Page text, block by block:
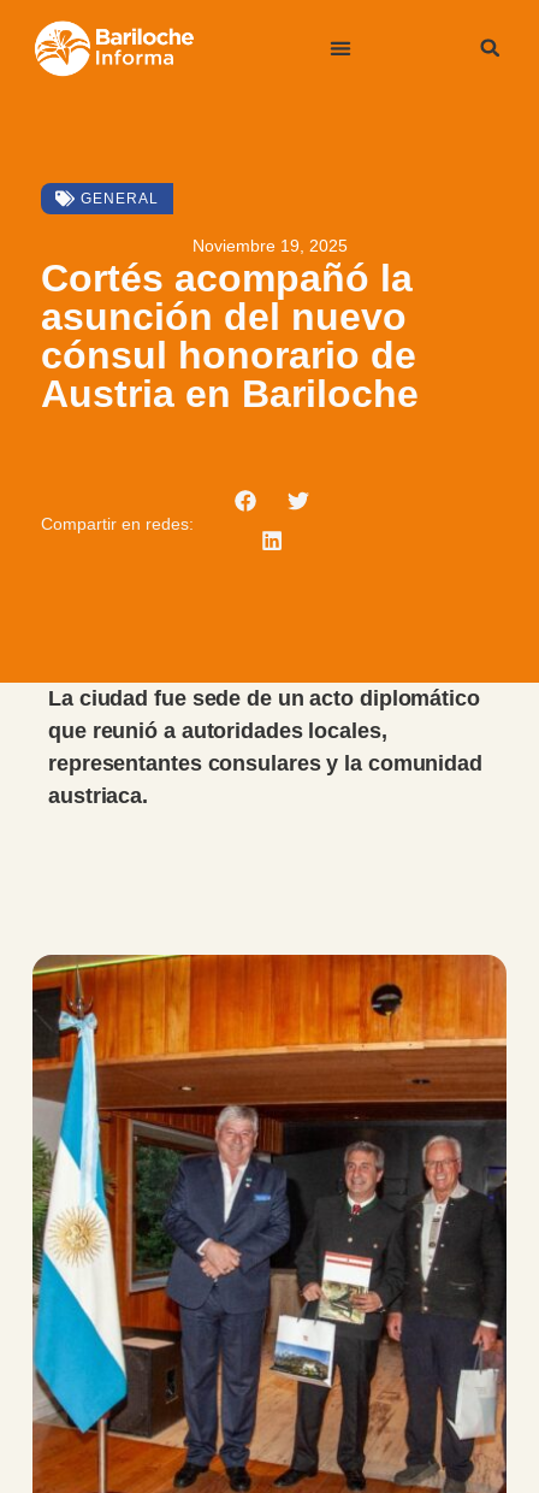
GENERAL
Noviembre 19, 2025
Cortés acompañó la
asunción del nuevo
cónsul honorario de
Austria en Bariloche
Compartir en redes:
La ciudad fue sede de un acto diplomático
que reunió a autoridades locales,
representantes consulares y la comunidad
austriaca.